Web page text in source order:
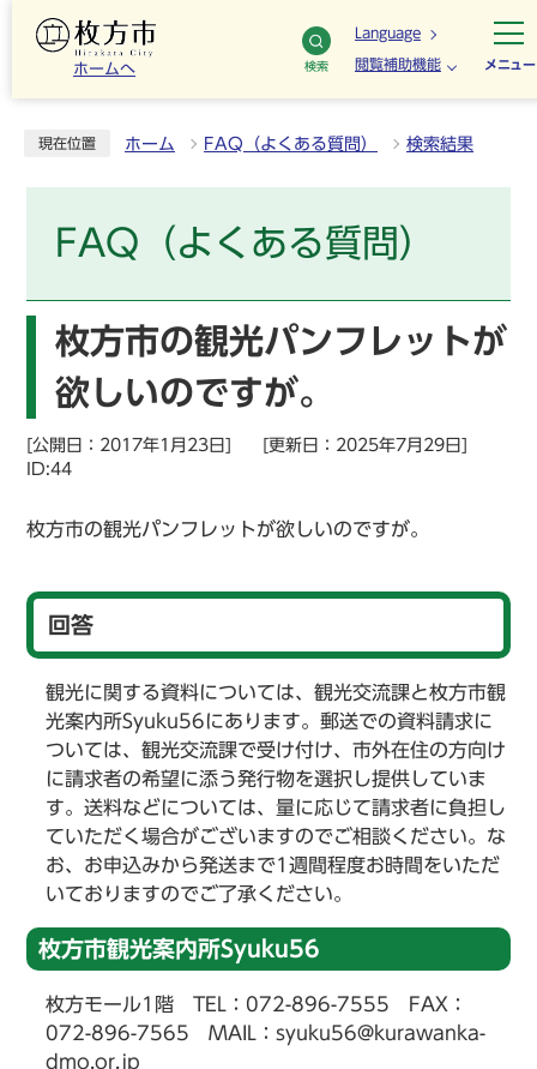
ホームへ 検索
Language
閲覧補助機能 メニュー
現在位置 ホーム FAQ（よくある質問） 検索結果
FAQ（よくある質問）
枚方市の観光パンフレットが
欲しいのですが。
[公開日：2017年1月23日]
[更新日：2025年7月29日]
ID:44
枚方市の観光パンフレットが欲しいのですが。
回答
観光に関する資料については、観光交流課と枚方市観
光案内所Syuku56にあります。郵送での資料請求に
ついては、観光交流課で受け付け、市外在住の方向け
に請求者の希望に添う発行物を選択し提供していま
す。送料などについては、量に応じて請求者に負担し
ていただく場合がございますのでご相談ください。な
お、お申込みから発送まで1週間程度お時間をいただ
いておりますのでご了承ください。
枚方市観光案内所Syuku56
枚方モール1階 TEL：072-896-7555 FAX：
072-896-7565 MAIL：syuku56@kurawanka-
dmo.or.jp